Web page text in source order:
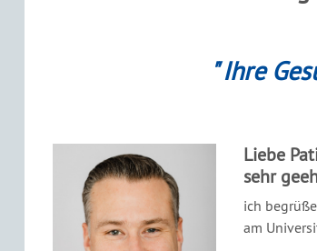
" Ihre
Liebe
sehr
ich
am